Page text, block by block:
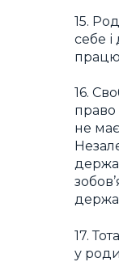
15.
себе
16.
не
17.
у